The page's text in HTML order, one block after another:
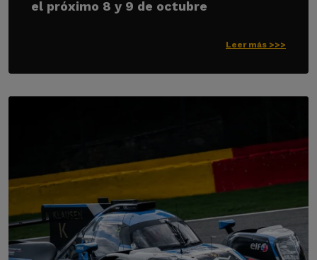
el próximo 8 y 9 de octubre
Leer más >>>